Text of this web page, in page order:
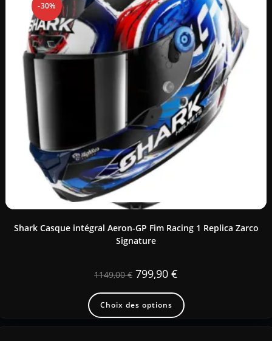
-30%
Shark Casque intégral Aeron-GP Fim Racing 1 Replica Zarco
Signature
1149,00€ 799,90 €
Choix des options